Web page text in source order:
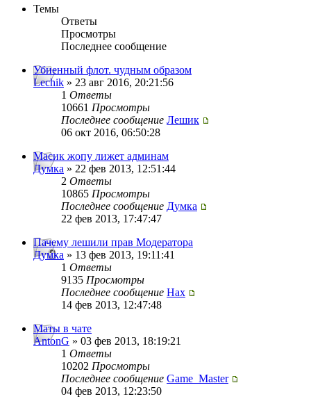
Темы
Ответы
Просмотры
Последнее сообщение
Убиенный флот. чудным образом
Lechik » 23 авг 2016, 20:21:56
1 Ответы
10661 Просмотры
Последнее сообщение Лешик
06 окт 2016, 06:50:28
Масик жопу лижет админам
Думка » 22 фев 2013, 12:51:44
2 Ответы
10865 Просмотры
Последнее сообщение Думка
22 фев 2013, 17:47:47
Пачему лешили прав Модератора
Думка » 13 фев 2013, 19:11:41
1 Ответы
9135 Просмотры
Последнее сообщение Нах
14 фев 2013, 12:47:48
Маты в чате
AntonG » 03 фев 2013, 18:19:21
1 Ответы
10202 Просмотры
Последнее сообщение Game_Master
04 фев 2013, 12:23:50